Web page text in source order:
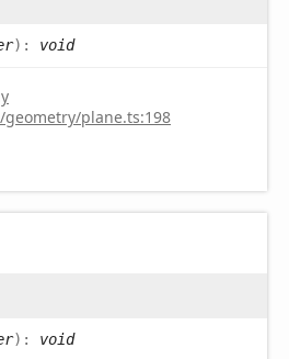
) : void
y
geometry/plane.ts:198
) : void